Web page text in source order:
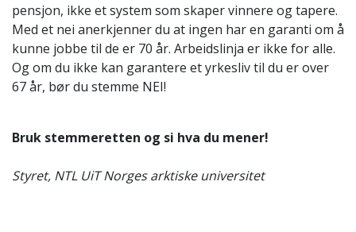
pensjon, ikke et system som skaper vinnere og tapere.
Med et nei anerkjenner du at ingen har en garanti om å
kunne jobbe til de er 70 år. Arbeidslinja er ikke for alle.
Og om du ikke kan garantere et yrkesliv til du er over
67 år, bør du stemme NEI!
Bruk stemmeretten og si hva du mener!
Styret, NTL UiT Norges arktiske universitet